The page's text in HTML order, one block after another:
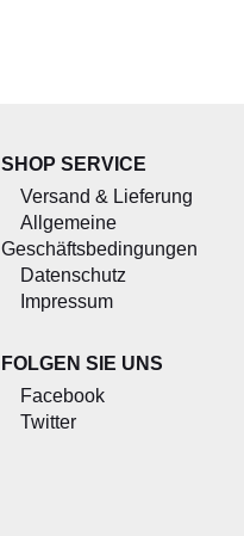
SHOP SERVICE
Versand & Lieferung
Allgemeine
Geschäftsbedingungen
Datenschutz
Impressum
FOLGEN SIE UNS
Facebook
Twitter